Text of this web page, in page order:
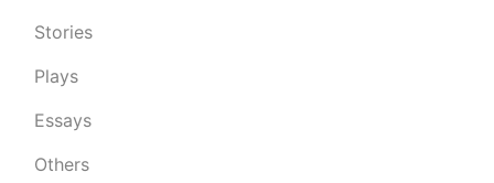
Stories
Plays
Essays
Others